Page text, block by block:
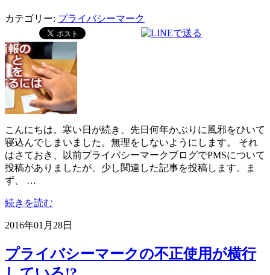
カテゴリー: プライバシーマーク
こんにちは。寒い日が続き、先日何年かぶりに風邪をひいて
寝込んでしまいました。無理をしないようにします。 それ
はさておき、以前プライバシーマークブログでPMSについて
投稿がありましたが、少し関連した記事を投稿します。ま
ず、 …
続きを読む
2016年01月28日
プライバシーマークの不正使用が横行